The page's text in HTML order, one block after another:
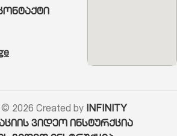
2026 Created by INFINITY
ვიდეო ინსტურქცია